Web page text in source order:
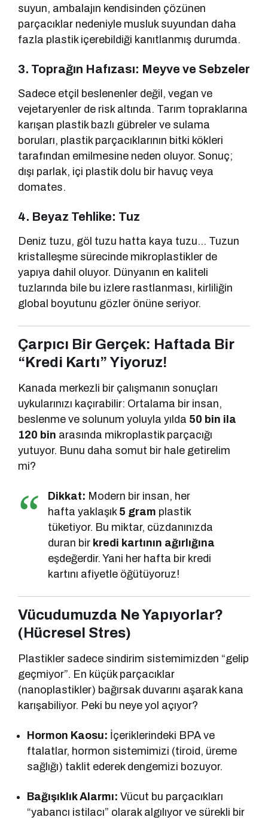
suyun, ambalajın kendisinden çözünen
parçacıklar nedeniyle musluk suyundan daha
fazla plastik içerebildiği kanıtlanmış durumda.
3. Toprağın Hafızası: Meyve ve Sebzeler
Sadece etçil beslenenler değil, vegan ve
vejetaryenler de risk altında. Tarım topraklarına
karışan plastik bazlı gübreler ve sulama
boruları, plastik parçacıklarının bitki kökleri
tarafından emilmesine neden oluyor. Sonuç;
dışı parlak, içi plastik dolu bir havuç veya
domates.
4. Beyaz Tehlike: Tuz
Deniz tuzu, göl tuzu hatta kaya tuzu… Tuzun
kristalleşme sürecinde mikroplastikler de
yapıya dahil oluyor. Dünyanın en kaliteli
tuzlarında bile bu izlere rastlanması, kirliliğin
global boyutunu gözler önüne seriyor.
Çarpıcı Bir Gerçek: Haftada Bir
“Kredi Kartı” Yiyoruz!
Kanada merkezli bir çalışmanın sonuçları
uykularınızı kaçırabilir: Ortalama bir insan,
beslenme ve solunum yoluyla yılda 50 bin ila
120 bin arasında mikroplastik parçacığı
yutuyor. Bunu daha somut bir hale getirelim
mi?
Dikkat: Modern bir insan, her
hafta yaklaşık 5 gram plastik
tüketiyor. Bu miktar, cüzdanınızda
duran bir kredi kartının ağırlığına
eşdeğerdir. Yani her hafta bir kredi
kartını afiyetle öğütüyoruz!
Vücudumuzda Ne Yapıyorlar?
(Hücresel Stres)
Plastikler sadece sindirim sistemimizden “gelip
geçmiyor”. En küçük parçacıklar
(nanoplastikler) bağırsak duvarını aşarak kana
karışabiliyor. Peki bu neye yol açıyor?
Hormon Kaosu: İçeriklerindeki BPA ve
ftalatlar, hormon sistemimizi (tiroid, üreme
sağlığı) taklit ederek dengemizi bozuyor.
Bağışıklık Alarmı: Vücut bu parçacıkları
“yabancı istilacı” olarak algılıyor ve sürekli bir